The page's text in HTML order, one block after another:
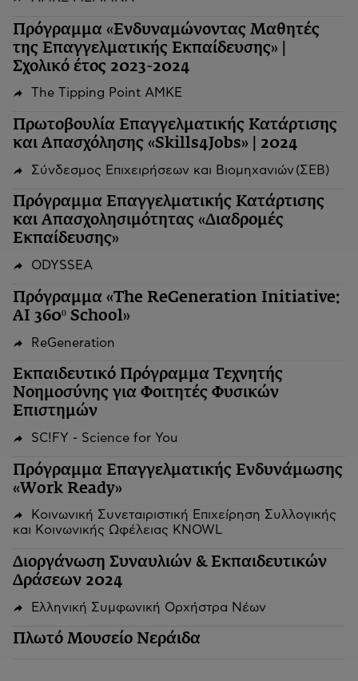
Πρόγραμμα «Ενδυναμώνοντας Μαθητές
της Επαγγελματικής Εκπαίδευσης» |
Σχολικό έτος 2023-2024
The Tipping Point ΑΜΚΕ
Πρωτοβουλία Επαγγελματικής Κατάρτισης
και Απασχόλησης «Skills4Jobs» | 2024
Σύνδεσμος Επιχειρήσεων και Βιομηχανιών (ΣΕΒ)
Πρόγραμμα Επαγγελματικής Κατάρτισης
και Απασχολησιμότητας «Διαδρομές
Εκπαίδευσης»
ODYSSEA
Πρόγραμμα «The ReGeneration Initiative:
AI 360º School»
ReGeneration
Εκπαιδευτικό Πρόγραμμα Τεχνητής
Νοημοσύνης για Φοιτητές Φυσικών
Επιστημών
SC!FY - Science for You
Πρόγραμμα Επαγγελματικής Ενδυνάμωσης
«Work Ready»
Κοινωνική Συνεταιριστική Επιχείρηση Συλλογικής
και Κοινωνικής Ωφέλειας KNOWL
Διοργάνωση Συναυλιών & Εκπαιδευτικών
Δράσεων 2024
Ελληνική Συμφωνική Ορχήστρα Νέων
Πλωτό Μουσείο Νεράιδα